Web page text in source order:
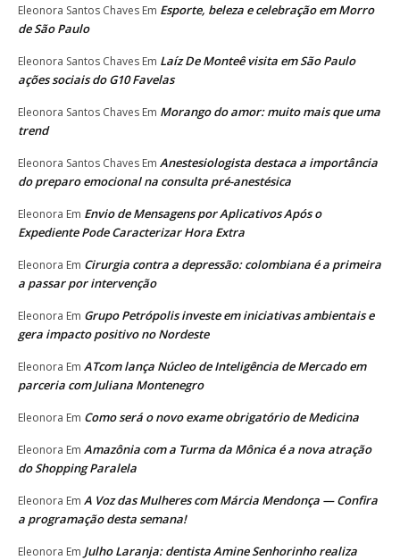
Eleonora Santos Chaves Em Esporte, beleza e celebração em Morro
de São Paulo
Eleonora Santos Chaves Em Laíz De Monteê visita em São Paulo
ações sociais do G10 Favelas
Eleonora Santos Chaves Em Morango do amor: muito mais que uma
trend
Eleonora Santos Chaves Em Anestesiologista destaca a importância
do preparo emocional na consulta pré-anestésica
Eleonora Em Envio de Mensagens por Aplicativos Após o
Expediente Pode Caracterizar Hora Extra
Eleonora Em Cirurgia contra a depressão: colombiana é a primeira
a passar por intervenção
Eleonora Em Grupo Petrópolis investe em iniciativas ambientais e
gera impacto positivo no Nordeste
Eleonora Em ATcom lança Núcleo de Inteligência de Mercado em
parceria com Juliana Montenegro
Eleonora Em Como será o novo exame obrigatório de Medicina
Eleonora Em Amazônia com a Turma da Mônica é a nova atração
do Shopping Paralela
Eleonora Em A Voz das Mulheres com Márcia Mendonça — Confira
a programação desta semana!
Eleonora Em Julho Laranja: dentista Amine Senhorinho realiza